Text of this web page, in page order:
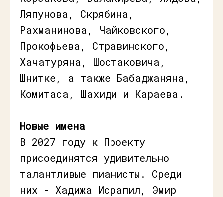
Ляпунова, Скрябина,
Рахманинова, Чайковского,
Прокофьева, Стравинского,
Хачатуряна, Шостаковича,
Шнитке, а также Бабаджаняна,
Комитаса, Шахиди и Караева.
Новые имена
В 2027 году к Проекту
присоединятся удивительно
талантливые пианисты. Среди
них - Хадижа Исрапил, Эмир